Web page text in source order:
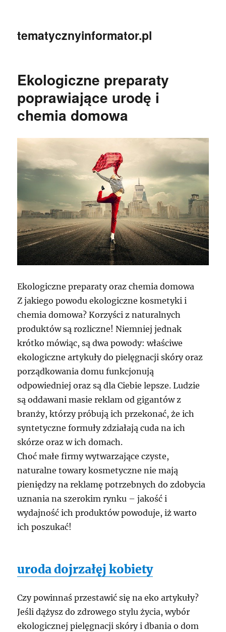
tematycznyinformator.pl
Ekologiczne preparaty
poprawiające urodę i
chemia domowa
Ekologiczne preparaty oraz chemia domowa
Z jakiego powodu ekologiczne kosmetyki i
chemia domowa? Korzyści z naturalnych
produktów są rozliczne! Niemniej jednak
krótko mówiąc, są dwa powody: właściwe
ekologiczne artykuły do pielęgnacji skóry oraz
porządkowania domu funkcjonują
odpowiedniej oraz są dla Ciebie lepsze. Ludzie
są oddawani masie reklam od gigantów z
branży, którzy próbują ich przekonać, że ich
syntetyczne formuły zdziałają cuda na ich
skórze oraz w ich domach.
Choć małe firmy wytwarzające czyste,
naturalne towary kosmetyczne nie mają
pieniędzy na reklamę potrzebnych do zdobycia
uznania na szerokim rynku – jakość i
wydajność ich produktów powoduje, iż warto
ich poszukać!
uroda dojrzałęj kobiety
Czy powinnaś przestawić się na eko artykuły?
Jeśli dążysz do zdrowego stylu życia, wybór
ekologicznej pielęgnacji skóry i dbania o dom